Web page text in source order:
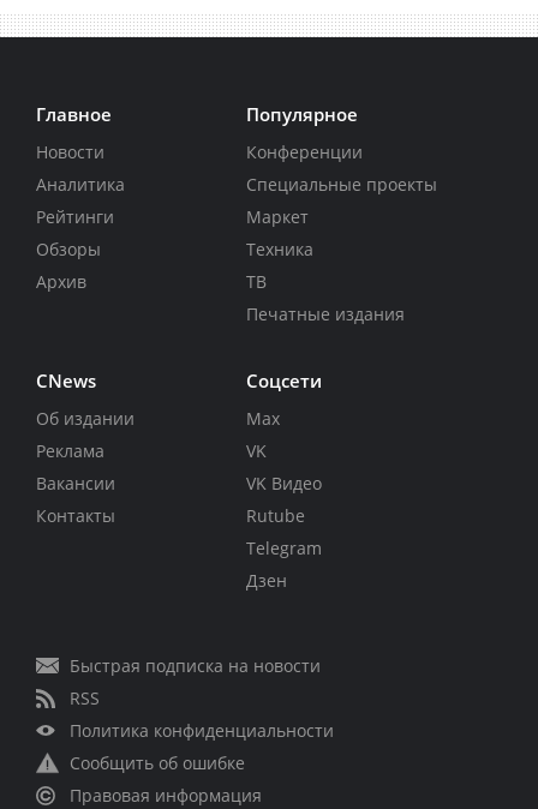
Главное
Новости
Аналитика
Рейтинги
Обзоры
Архив
Популярное
Конференции
Специальные проекты
Маркет
Техника
ТВ
Печатные издания
CNews
Об издании
Реклама
Вакансии
Контакты
Соцсети
Max
VK
VK Видео
Rutube
Telegram
Дзен
Быстрая подписка на новости
RSS
Политика конфиденциальности
Сообщить об ошибке
Правовая информация